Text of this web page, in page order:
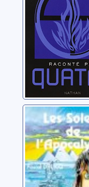
Roth, Veronica
Les soleils
Dhuicq, Pascal